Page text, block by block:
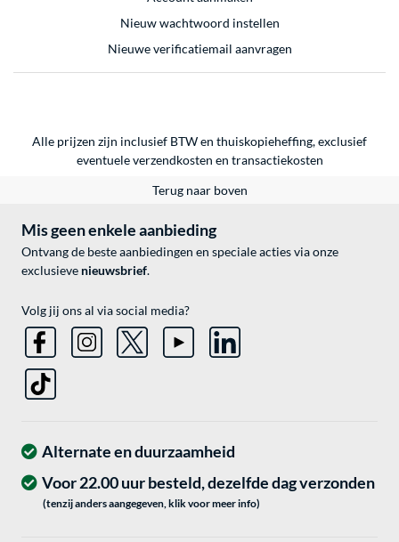
Nieuw wachtwoord instellen
Nieuwe verificatiemail aanvragen
Alle prijzen zijn inclusief BTW en thuiskopieheffing, exclusief
eventueleverzendkosten en transactiekosten
Terug naar boven
Mis geen enkele aanbieding
Ontvang de beste aanbiedingen en speciale acties via onze
exclusieve nieuwsbrief.
Volg jij ons al via social media?
Alternate en duurzaamheid
Voor 22.00 uur besteld, dezelfde dag verzonden
(tenzij anders aangegeven, klik voor meer info)